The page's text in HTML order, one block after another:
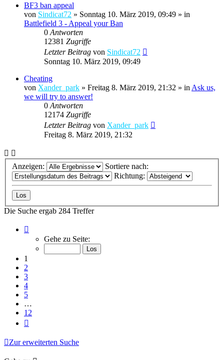
BF3 ban appeal
von Sindicat72 » Sonntag 10. März 2019, 09:49 » in
Battlefield 3 - Appeal your Ban
0 Antworten
12381 Zugriffe
Letzter Beitrag von Sindicat72
Sonntag 10. März 2019, 09:49
Cheating
von Xander_park » Freitag 8. März 2019, 21:32 » in Ask us,
we will try to answer!
0 Antworten
12174 Zugriffe
Letzter Beitrag von Xander_park
Freitag 8. März 2019, 21:32
Anzeigen:
Sortiere nach:
Richtung:
Die Suche ergab 284 Treffer
von
Gehe zu Seite:
1
2
3
4
5
…
12
Zur erweiterten Suche